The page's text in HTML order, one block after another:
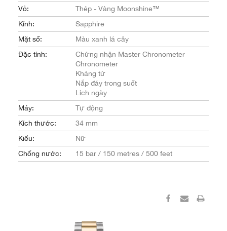
Vỏ:
Thép - Vàng Moonshine™
Kính:
Sapphire
Mặt số:
Màu xanh lá cây
Đặc tính:
Chứng nhận Master Chronometer
Chronometer
Kháng từ
Nắp đáy trong suốt
Lịch ngày
Máy:
Tự động
Kích thước:
34 mm
Kiểu:
Nữ
Chống nước:
15 bar / 150 metres / 500 feet